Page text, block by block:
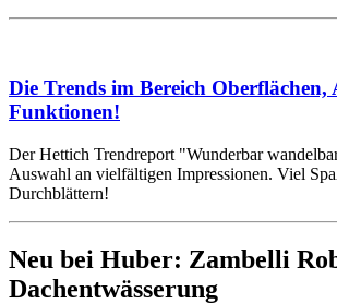
Die Trends im Bereich
Funktionen!
Der Hettich Trendreport "Wunderbar
Auswahl an vielfältigen Impressionen. Viel
Durchblättern!
Neu bei Huber: Zambelli
Dachentwässerung